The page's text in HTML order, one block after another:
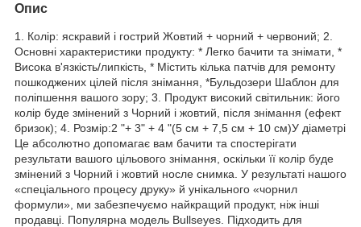
Опис
1. Колір: яскравий і гострий Жовтий + чорний + червоний; 2.
Основні характеристики продукту: * Легко бачити та знімати, *
Висока в'язкість/липкість, * Містить кілька патчів для ремонту
пошкоджених цілей після знімання, *Бульдозери Шаблон для
поліпшення вашого зору; 3. Продукт високий світильник: його
колір буде змінений з Чорний і жовтий, після знімання (ефект
бризок); 4. Розмір:2 "+ 3" + 4 "(5 см + 7,5 см + 10 см)У діаметрі
Це абсолютно допомагає вам бачити та спостерігати
результати вашого цільового знімання, оскільки її колір буде
змінений з Чорний і жовтий носле снимка. У результаті нашого
«спеціального процесу друку» й унікального «чорнил
формули», ми забезпечуємо найкращий продукт, ніж інші
продавці. Популярна модель Bullseyes. Підходить для